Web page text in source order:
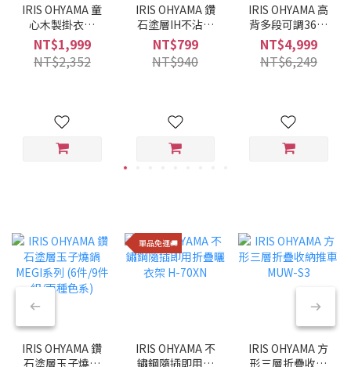
IRIS OHYAMA 童
心木製掛衣架
WTHR-830
NT$1,999
NT$2,352
IRIS OHYAMA 鑽
石塗層IH不沾平
底鍋 28CM VDI-
F28 (酒紅色)
NT$799
NT$940
IRIS OHYAMA 高
背多段可調360°
旋轉布質舒適躺
椅 FACN-KHB
NT$4,999
NT$6,249
IRIS OHYAMA 鑽
石塗層玉子燒鍋
單品免運🚚
IRIS OHYAMA 不
鏽鋼隨插即用折
IRIS OHYAMA 方
形三層折疊收納